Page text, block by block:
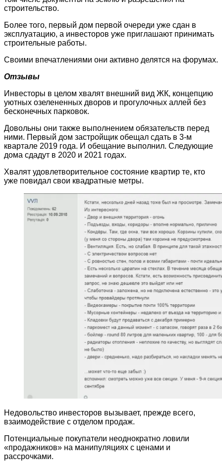
строительство.
Более того, первый дом первой очереди уже сдан в
эксплуатацию, а инвесторов уже приглашают принимать
строительные работы.
Своими впечатлениями они активно делятся на форумах.
Отзывы
Инвесторы в целом хвалят внешний вид ЖК, концепцию
уютных озелененных дворов и прогулочных аллей без
бесконечных парковок.
Довольны они также выполнением обязательств перед
ними. Первый дом застройщик обещал сдать в 3-м
квартале 2019 года. И обещание выполнил. Следующие
дома сдадут в 2020 и 2021 годах.
Хвалят удовлетворительное состояние квартир те, кто
уже повидал свои квадратные метры.
Недовольство инвесторов вызывает, прежде всего,
взаимодействие с отделом продаж.
Потенциальные покупатели неоднократно ловили
«продажников» на манипуляциях с ценами и
рассрочками.